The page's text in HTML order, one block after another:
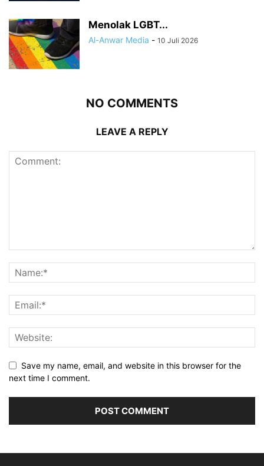
Menolak LGBT...
Al-Anwar Media - 10 Juli 2026
NO COMMENTS
LEAVE A REPLY
Save my name, email, and website in this browser for the
next time I comment.